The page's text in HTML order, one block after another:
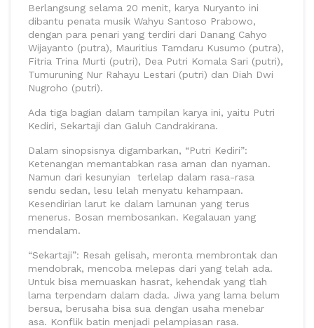
Berlangsung selama 20 menit, karya Nuryanto ini
dibantu penata musik Wahyu Santoso Prabowo,
dengan para penari yang terdiri dari Danang Cahyo
Wijayanto (putra), Mauritius Tamdaru Kusumo (putra),
Fitria Trina Murti (putri), Dea Putri Komala Sari (putri),
Tumuruning Nur Rahayu Lestari (putri) dan Diah Dwi
Nugroho (putri).
Ada tiga bagian dalam tampilan karya ini, yaitu Putri
Kediri, Sekartaji dan Galuh Candrakirana.
Dalam sinopsisnya digambarkan, “Putri Kediri”:
Ketenangan memantabkan rasa aman dan nyaman.
Namun dari kesunyian terlelap dalam rasa-rasa
sendu sedan, lesu lelah menyatu kehampaan.
Kesendirian larut ke dalam lamunan yang terus
menerus. Bosan membosankan. Kegalauan yang
mendalam.
“Sekartaji”: Resah gelisah, meronta membrontak dan
mendobrak, mencoba melepas dari yang telah ada.
Untuk bisa memuaskan hasrat, kehendak yang tlah
lama terpendam dalam dada. Jiwa yang lama belum
bersua, berusaha bisa sua dengan usaha menebar
asa. Konflik batin menjadi pelampiasan rasa.